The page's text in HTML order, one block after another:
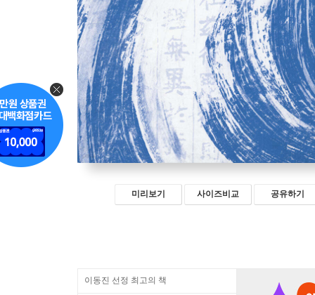
미리보기 사이즈비교 공유하기
이동진 선정 최고의 책